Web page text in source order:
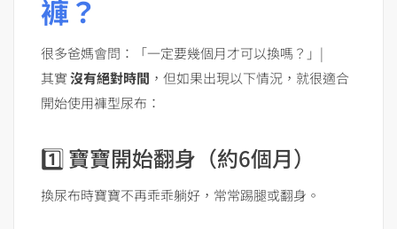
褲？
很多爸媽會問：「一定要幾個月才可以換嗎？」|
其實沒有絕對時間 ，但如果出現以下情況，就很適合
開始使用褲型尿布：
1️⃣ 寶寶開始翻身（約6個月）
換尿布時寶寶不再乖乖躺好，常常踢腿或翻身。